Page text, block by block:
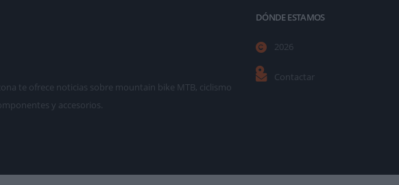
te ofrece noticias sobre mountain bike MTB, ciclismo
y accesorios.
DÓNDE ESTAMOS
2026
Contactar